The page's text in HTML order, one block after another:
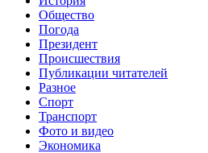
Общество
Погода
Президент
Происшествия
Публикации читателей
Разное
Спорт
Транспорт
Фото и видео
Экономика